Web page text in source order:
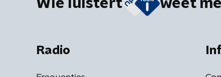
Wie luistert weet
Radio